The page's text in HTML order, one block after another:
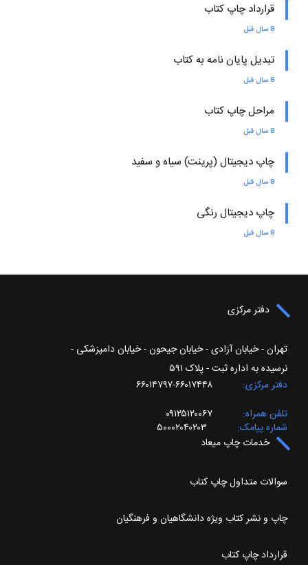
قرارداد چاپ کتاب
8 سال قبل
تبدیل پایان نامه به کتاب
8 سال قبل
مراحل چاپ کتاب
8 سال قبل
چاپ دیجیتال (پرینت) سیاه و سفید
8 سال قبل
چاپ دیجیتال رنگی
8 سال قبل
دفتر مرکزی
تهران - خیابان آزادی - خیابان جیحون - خیابان دامپزشکی -
نرسیده به اداره ثبت - پلاک ۵۹۱
دفتر مرکزی
۶۶۰۱۷۴۴۸-۶۶۰۱۴۷۹۷
تلفن همراه
۰۹۱۲۵۱۲۰۰۶۷
شماره پیامک
۵۰۰۰۲۰۴۰۲۰۳
خدمات چاپ میعاد
سوالات متداول چاپ کتاب
چاپ و نشر کتاب ویژه دانشگاهیان و فرهنگیان
قرارداد چاپ کتاب